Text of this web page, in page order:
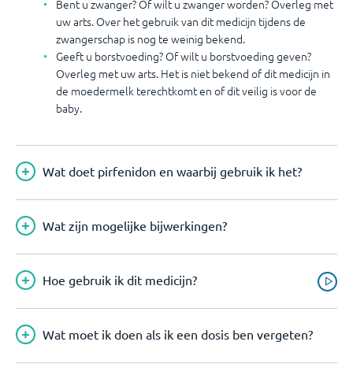
Bent u zwanger? Of wilt u zwanger worden? Overleg met
uw arts. Over het gebruik van dit medicijn tijdens de
zwangerschap is nog te weinig bekend.
Geeft u borstvoeding? Of wilt u borstvoeding geven?
Overleg met uw arts. Het is niet bekend of dit medicijn in
de moedermelk terechtkomt en of dit veilig is voor de
baby.
Wat doet pirfenidon en waarbij gebruik ik het?
Wat zijn mogelijke bijwerkingen?
Hoe gebruik ik dit medicijn?
Wat moet ik doen als ik een dosis ben vergeten?